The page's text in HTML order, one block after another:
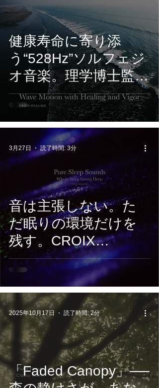
健康寿命に寄り添
う“528Hz”ソルフェジ
オ音楽。理学博士監修
のCROIX HEALING最
新作『Wave Motion
with Healing and
Vigor』3/27配信開始
音は主張しない。た
だ眠りの環境だけを
残す。CROIX
HEALING『Pure
Sleep Sounds –
Where Sleep Grows
Deep』3月27日配信開
始
3月27日 読了時間: 3分
「Faded Canopy」──
2025年10月17日 読了時間: 2分